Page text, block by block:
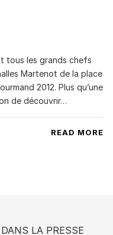
tous les grands chefs
Martenot de la place
2012. Plus qu’une
de découvrir…
READ MORE
DANS LA PRESSE